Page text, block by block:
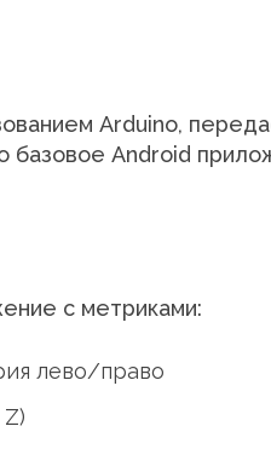
Arduino,
базовое Android
с метриками:
лево/право